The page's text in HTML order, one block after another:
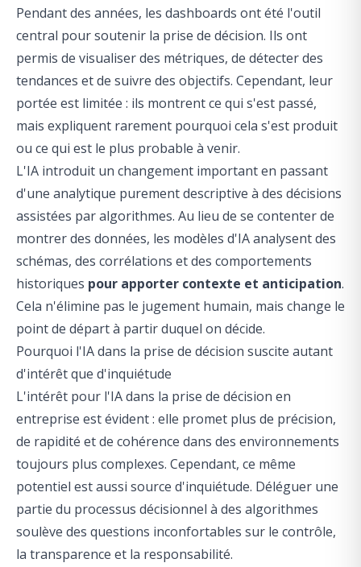
Pendant des années, les dashboards ont été l'outil
central pour soutenir la prise de décision. Ils ont
permis de visualiser des métriques, de détecter des
tendances et de suivre des objectifs. Cependant, leur
portée est limitée : ils montrent ce qui s'est passé,
mais expliquent rarement pourquoi cela s'est produit
ou ce qui est le plus probable à venir.
L'IA introduit un changement important en passant
d'une analytique purement descriptive à des décisions
assistées par algorithmes. Au lieu de se contenter de
montrer des données, les modèles d'IA analysent des
schémas, des corrélations et des comportements
historiques pour apporter contexte et anticipation.
Cela n'élimine pas le jugement humain, mais change le
point de départ à partir duquel on décide.
Pourquoi l'IA dans la prise de décision suscite autant
d'intérêt que d'inquiétude
L'intérêt pour l'IA dans la prise de décision en
entreprise est évident : elle promet plus de précision,
de rapidité et de cohérence dans des environnements
toujours plus complexes. Cependant, ce même
potentiel est aussi source d'inquiétude. Déléguer une
partie du processus décisionnel à des algorithmes
soulève des questions inconfortables sur le contrôle,
la transparence et la responsabilité.